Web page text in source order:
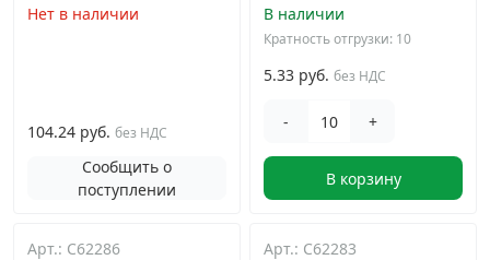
Нет в наличии
104.24 руб. без НДС
Сообщить о
поступлении
В наличии
Кратность отгрузки: 10
5.33 руб. без НДС
- +
В корзину
Арт.: C62286 Арт.: C62283